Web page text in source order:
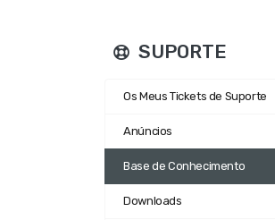
SUPORTE
Os Meus Tickets de Suporte
Anúncios
Base de Conhecimento
Downloads